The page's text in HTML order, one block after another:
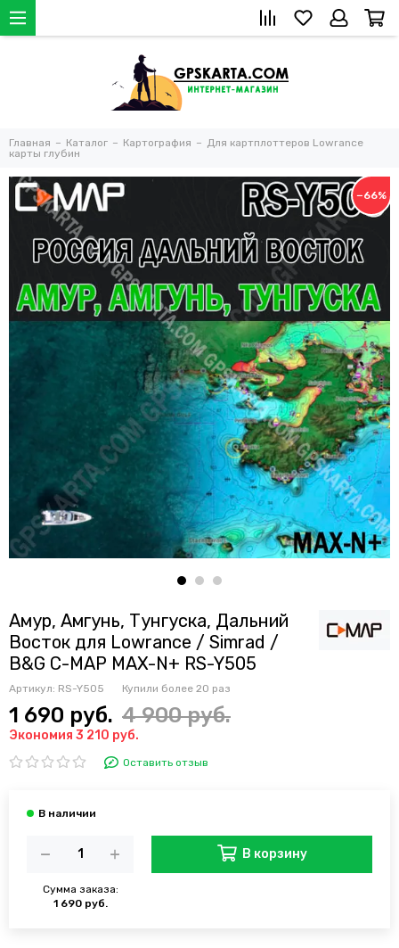
Главная Каталог Картография
Для картплоттеров Lowrance
карты глубин
−66%
Амур, Амгунь, Тунгуска, Дальний
Восток для Lowrance / Simrad /
B&G C-MAP MAX-N+ RS-Y505
Артикул: RS-Y505 Купили более 20 раз
1 690 руб. 4 900 руб.
Экономия 3 210 руб.
Оставить отзыв
Сумма заказа:
1 690 руб.
В корзину